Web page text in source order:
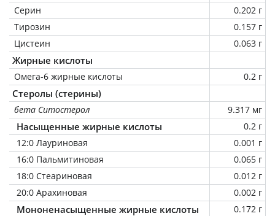
Серин
0.202 г
Тирозин
0.157 г
Цистеин
0.063 г
Жирные кислоты
Омега-6 жирные кислоты 0.2 г
Стеролы (стерины)
бета Ситостерол 9.317 мг
Насыщенные жирные кислоты
0.2 г
12:0 Лауриновая
0.001 г
16:0 Пальмитиновая
0.065 г
18:0 Стеариновая
0.012 г
20:0 Арахиновая
0.002 г
Мононенасыщенные жирные кислоты
0.172 г